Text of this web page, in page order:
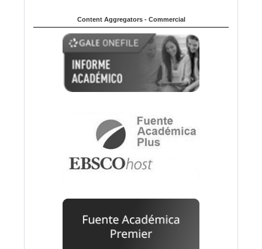
Content Aggregators - Commercial